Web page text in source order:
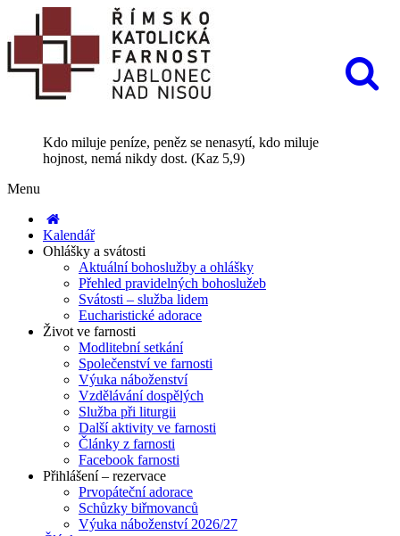
Kdo miluje peníze, peněz se nenasytí, kdo miluje
hojnost, nemá nikdy dost. (Kaz 5,9)
Menu
Kalendář
Ohlášky a svátosti
Aktuální bohoslužby a ohlášky
Přehled pravidelných bohoslužeb
Svátosti – služba lidem
Eucharistické adorace
Život ve farnosti
Modlitební setkání
Společenství ve farnosti
Výuka náboženství
Vzdělávání dospělých
Služba při liturgii
Další aktivity ve farnosti
Články z farnosti
Facebook farnosti
Přihlášení – rezervace
Prvopáteční adorace
Schůzky biřmovanců
Výuka náboženství 2026/27